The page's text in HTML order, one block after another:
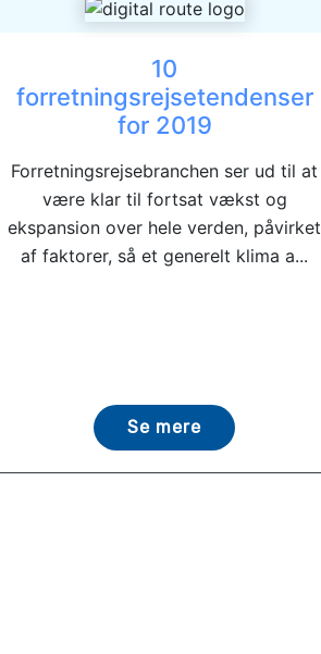
10
forretningsrejsetendenser
for 2019
Forretningsrejsebranchen ser ud til at
være klar til fortsat vækst og
ekspansion over hele verden, påvirket
af faktorer, så et generelt klima a...
Se mere